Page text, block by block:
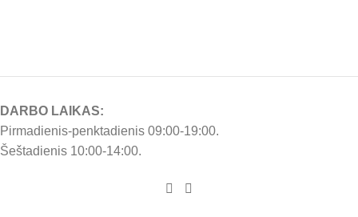
DARBO LAIKAS:
Pirmadienis-penktadienis 09:00-19:00.
Šeštadienis 10:00-14:00.